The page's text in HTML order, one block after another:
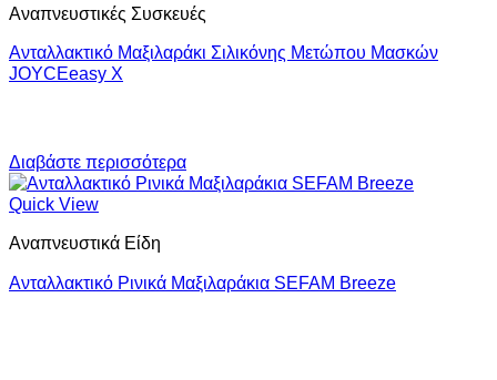
Αναπνευστικές Συσκευές
Ανταλλακτικό Μαξιλαράκι Σιλικόνης Μετώπου Μασκών
JOYCEeasy X
Διαβάστε περισσότερα
Quick View
Αναπνευστικά Είδη
Ανταλλακτικό Ρινικά Μαξιλαράκια SEFAM Breeze